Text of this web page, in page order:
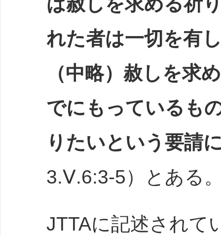
れた者は一切を有
（中略）赦しを求
でにもっているも
りたいという要請
3.Ⅴ.6:3-5）とある
JTTAに記述されて